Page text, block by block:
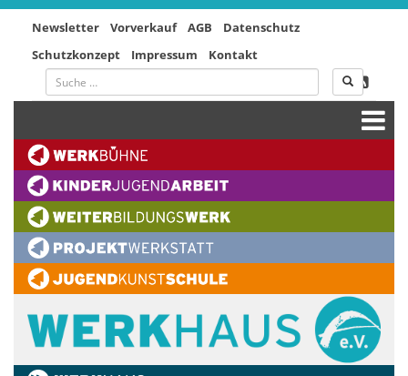
Newsletter Vorverkauf AGB
Datenschutz
Schutzkonzept
Impressum Kontakt